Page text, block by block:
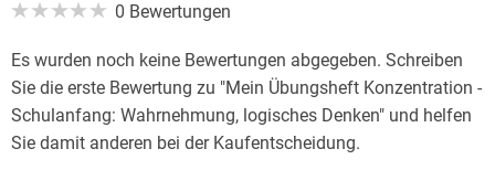
effizient und selbstständig wiederholen und üben können.
Hauptaugenmerk liegt dabei natürlich immer auf einer
kindgerechten und verständlichen Darstellung.
0 Bewertungen
Es wurden noch keine Bewertungen abgegeben. Schreiben
Sie die erste Bewertung zu "Mein Übungsheft Konzentration -
Schulanfang: Wahrnehmung, logisches Denken" und helfen
Sie damit anderen bei der Kaufentscheidung.